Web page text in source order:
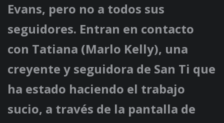
Evans, pero no a todos sus
seguidores. Entran en contacto
con Tatiana (Marlo Kelly), una
creyente y seguidora de San Ti que
ha estado haciendo el trabajo
sucio, a través de la pantalla de